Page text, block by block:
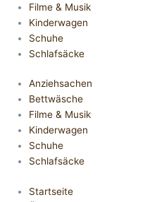
Filme & Musik
Kinderwagen
Schuhe
Schlafsäcke
Anziehsachen
Bettwäsche
Filme & Musik
Kinderwagen
Schuhe
Schlafsäcke
Startseite